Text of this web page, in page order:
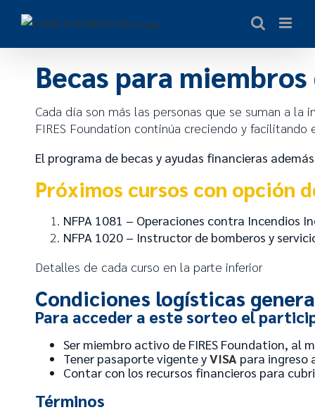
Becas para
Cada día son más las personas que se suman a
FIRES Foundation continúa creciendo y
El programa de becas y ayudas financieras
Próximos cursos con opción
NFPA 1081 – Operaciones contra Incendios
NFPA 1020 – Instructor de bomberos y
Detalles de cada curso en la parte inferior
Condiciones logísticas
Para acceder a este sorteo el
Ser miembro activo de FIRES Foundation, al
Tener pasaporte vigente yVISA para ingreso
Contar con los recursos financieros para
Términos